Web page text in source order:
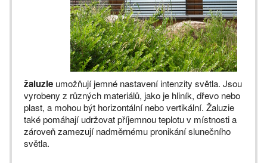
žaluzie umožňují jemné nastavení intenzity světla. Jsou
vyrobeny z různých materiálů, jako je hliník, dřevo nebo
plast, a mohou být horizontální nebo vertikální. Žaluzie
také pomáhají udržovat příjemnou teplotu v místnosti a
zároveň zamezují nadměrnému pronikání slunečního
světla.